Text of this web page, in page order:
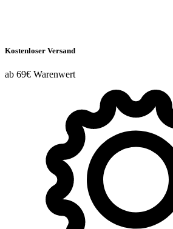
Kostenloser Versand
ab 69€ Warenwert